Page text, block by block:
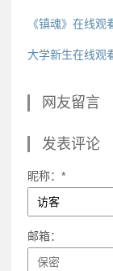
《镇魂》在线
大学新生在线观
网友留言
发表评论
昵称：*
邮箱：